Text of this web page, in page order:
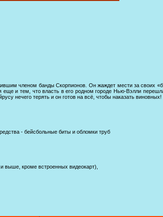
членом банды Скорпионов. Он жаждет мести за своих
и тем, что власть в его родном городе Нью-Вэлли
нечего терять и он готов на всё, чтобы наказать виновных!
- бейсбольные биты и обломки труб
выше, кроме встроенных видеокарт),